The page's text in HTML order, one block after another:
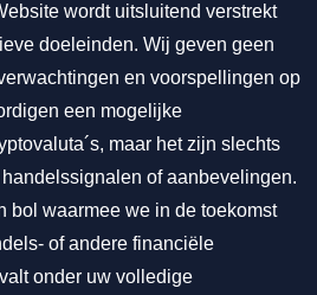
wordt uitsluitend verstrekt
doeleinden. Wij geven geen
en voorspellingen op
een mogelijke
maar het zijn slechts
of aanbevelingen.
bol waarmee we in de toekomst
of andere financiële
onder uw volledige